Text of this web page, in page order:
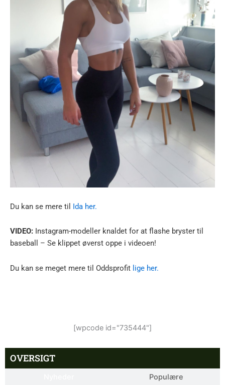
Du kan se mere til Ida her.
VIDEO: Instagram-modeller knaldet for at flashe bryster til
baseball – Se klippet øverst oppe i videoen!
Du kan se meget mere til Oddsprofit lige her.
[wpcode id="735444"]
OVERSIGT
Populære